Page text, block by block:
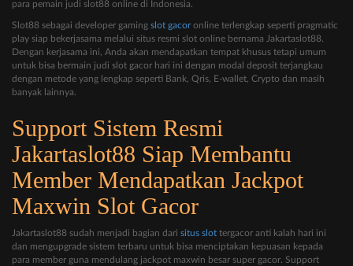
para pemain judi slot88 online di Indonesia.
Slot88 sebagai developer gaming slot gacoronline terlengkap seperti pragmatic
play siap bekerjasama melalui situs resmi slot online bernama Jakartaslot88.
Dengan kerjasama ini, Anda akan mendapatkan tempat khusus tetapi umum
untuk bisa bermain judi slot gacor hari ini dengan modal deposit terjangkau
dengan metode yang lengkap seperti Bank, Qris, E-wallet, Crypto dan masih
banyak lainnya.
Support Sistem Resmi
Jakartaslot88 Siap Membantu
Member Mendapatkan Jackpot
Maxwin Slot Gacor
Jakartaslot88 sudah menjadi bagian dari situs slot tergacor anti kalah hari ini
dan mengupgrade sistem terbaru untuk bisa menciptakan kepuasan kepada
para member guna mendulang jackpot maxwin besar super gacor. Support